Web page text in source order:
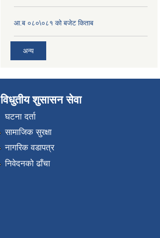
आ.ब ०८०\०८१ को बजेट किताब
अन्य
विधुतीय शुसासन सेवा
घटना दर्ता
सामाजिक सुरक्षा
नागरिक वडापत्र
निवेदनको ढाँचा